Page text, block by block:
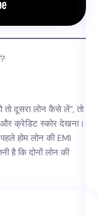
तो दूसरा लोन कैसे लें”, तो
क्रेडिट स्कोर देखना।
होम लोन की EMI
है कि दोनों लोन की